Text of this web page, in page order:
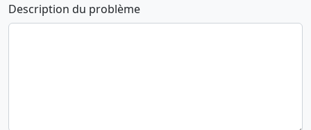
Description du problème